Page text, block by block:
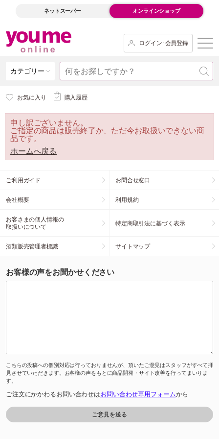
ネットスーパー オンラインショップ
ログイン･会員登録
カテゴリー
お気に入り 購入履歴
申し訳ございません。
ご指定の商品は販売終了か、ただ今お取扱いできない商
品です。
ホームへ戻る
ご利用ガイド お問合せ窓口
会社概要 利用規約
お客さまの個人情報の
取扱いについて
特定商取引法に基づく表示
酒類販売管理者標識 サイトマップ
お客様の声をお聞かせください
こちらの投稿への個別対応は行っておりませんが、頂いたご意見はスタッフがすべて拝
見させていただきます。お客様の声をもとに商品開発・サイト改善を行ってまいりま
す。
ご注文にかかわるお問い合わせはお問い合わせ専用フォームから